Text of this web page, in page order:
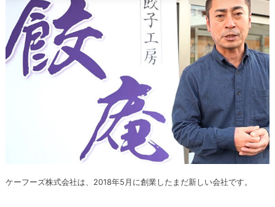
ケーフーズ株式会社は、2018年5月に創業したまだ新しい会社です。